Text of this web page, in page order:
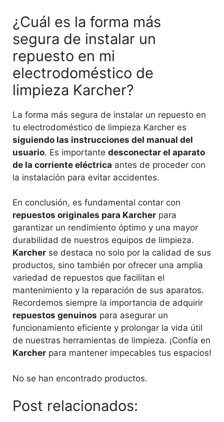
¿Cuál es la forma más
segura de instalar un
repuesto en mi
electrodoméstico de
limpieza Karcher?
La forma más segura de instalar un repuesto en
tu electrodoméstico de limpieza Karcher es
siguiendo las instrucciones del manual del
usuario. Es importante desconectar el aparato
de la corriente eléctrica antes de proceder con
la instalación para evitar accidentes.
En conclusión, es fundamental contar con
repuestos originales para Karcher para
garantizar un rendimiento óptimo y una mayor
durabilidad de nuestros equipos de limpieza.
Karcher se destaca no solo por la calidad de sus
productos, sino también por ofrecer una amplia
variedad de repuestos que facilitan el
mantenimiento y la reparación de sus aparatos.
Recordemos siempre la importancia de adquirir
repuestos genuinos para asegurar un
funcionamiento eficiente y prolongar la vida útil
de nuestras herramientas de limpieza. ¡Confía en
Karcher para mantener impecables tus espacios!
No se han encontrado productos.
Post relacionados: